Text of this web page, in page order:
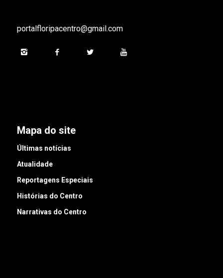
portalfloripacentro@gmail.com
Mapa do site
Últimas notícias
Atualidade
Reportagens Especiais
Histórias do Centro
Narrativas do Centro